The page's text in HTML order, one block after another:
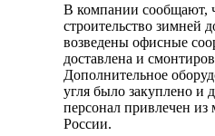
В компании сообщают,
строительство зимней
возведены офисные
доставлена и
Дополнительное
угля было закуплено и
персонал привлечен из
России.